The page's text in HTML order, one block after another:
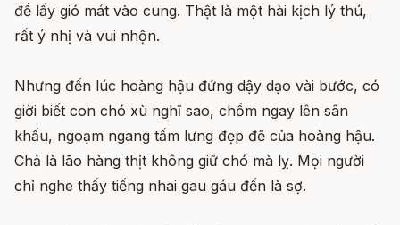
để lấy gió mát vào cung. Thật là một hài kịch lý thú,
rất ý nhị và vui nhộn.
Nhưng đến lúc hoàng hậu đứng dậy dạo vài bước, có
giời biết con chó xù nghĩ sao, chồm ngay lên sân
khấu, ngoạm ngang tấm lưng đẹp đẽ của hoàng hậu.
Chả là lão hàng thịt không giữ chó mà lỵ. Mọi người
chỉ nghe thấy tiếng nhai gau gáu đến là sợ.